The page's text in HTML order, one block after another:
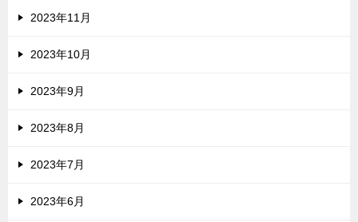
2023年11月
2023年10月
2023年9月
2023年8月
2023年7月
2023年6月